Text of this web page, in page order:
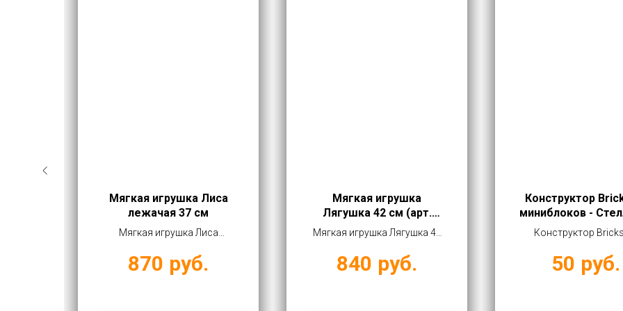
Мягкая игрушка Лиса
лежачая 37 см
Мягкая игрушка Лиса
от 870 руб
870 руб.
Мягкая игрушка
Лягушка 42 см (арт.
1283-4/42)
Мягкая игрушка Лягушка 42
оптом от 840 руб
840 руб.
Конструктор
миниблоков -
584 дет.
Конструктор
дет. купить оптом от
50 руб.